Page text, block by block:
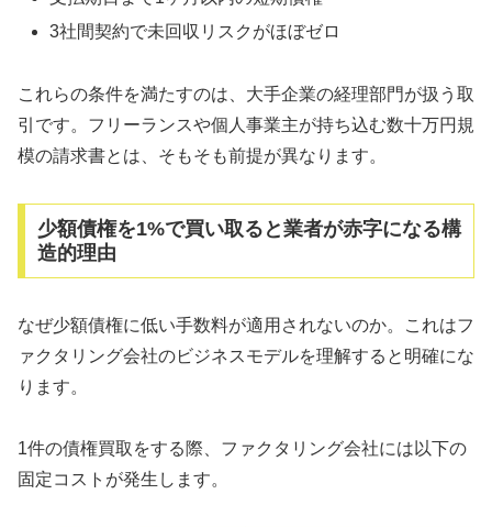
3社間契約で未回収リスクがほぼゼロ
これらの条件を満たすのは、大手企業の経理部門が扱う取
引です。フリーランスや個人事業主が持ち込む数十万円規
模の請求書とは、そもそも前提が異なります。
少額債権を1%で買い取ると業者が赤字になる構
造的理由
なぜ少額債権に低い手数料が適用されないのか。これはフ
ァクタリング会社のビジネスモデルを理解すると明確にな
ります。
1件の債権買取をする際、ファクタリング会社には以下の
固定コストが発生します。